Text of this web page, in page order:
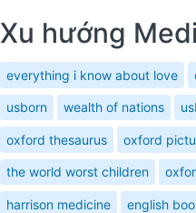
Xu hướng
everything i know about love
usborn wealth of nations
oxford thesaurus oxford
the world worst children
harrison medicine english